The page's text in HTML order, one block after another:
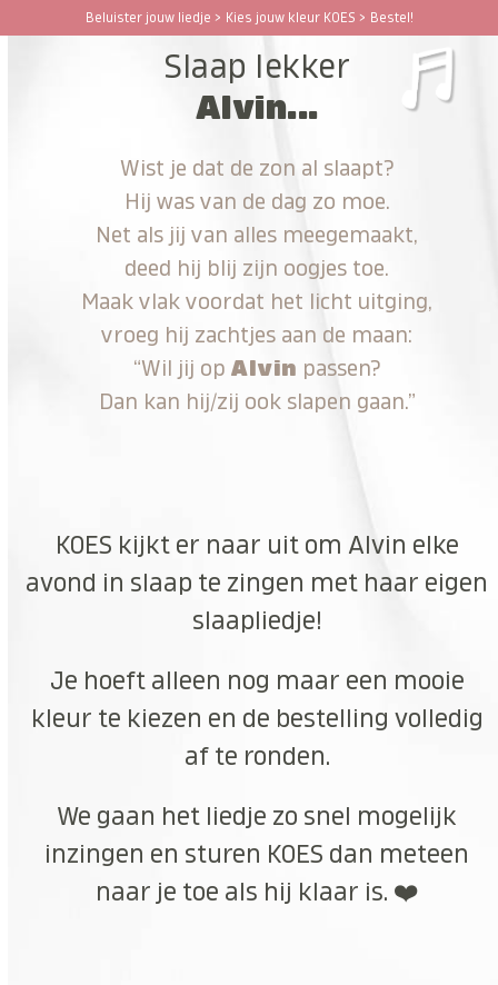
Beluister jouw liedje > Kies jouw kleur KOES > Bestel!
Open
Close
Slaap lekker
Alvin...
Wist je dat de zon al slaapt?
Hij was van de dag zo moe.
Net als jij van alles meegemaakt,
deed hij blij zijn oogjes toe.
Maak vlak voordat het licht uitging,
vroeg hij zachtjes aan de maan:
“Wil jij opAlvin passen?
Dan kan hij/zij ook slapen gaan.”
KOES kijkt er naar uit om Alvin elke
avond in slaap te zingen met haar eigen
slaapliedje!
Je hoeft alleen nog maar een mooie
kleur te kiezen en de bestelling volledig
af te ronden.
We gaan het liedje zo snel mogelijk
inzingen en sturen KOES dan meteen
naar je toe als hij klaar is. ❤️